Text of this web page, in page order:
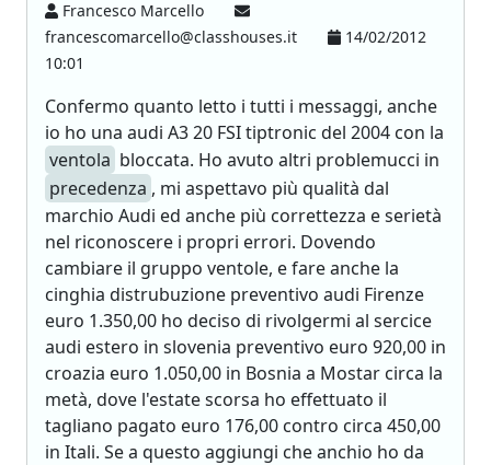
Francesco Marcello
francescomarcello@classhouses.it
14/02/2012
10:01
Confermo quanto letto i tutti i messaggi, anche
io ho una audi A3 20 FSI tiptronic del 2004 con la
ventola bloccata. Ho avuto altri problemucci in
precedenza , mi aspettavo più qualità dal
marchio Audi ed anche più correttezza e serietà
nel riconoscere i propri errori. Dovendo
cambiare il gruppo ventole, e fare anche la
cinghia distrubuzione preventivo audi Firenze
euro 1.350,00 ho deciso di rivolgermi al sercice
audi estero in slovenia preventivo euro 920,00 in
croazia euro 1.050,00 in Bosnia a Mostar circa la
metà, dove l'estate scorsa ho effettuato il
tagliano pagato euro 176,00 contro circa 450,00
in Itali. Se a questo aggiungi che anchio ho da